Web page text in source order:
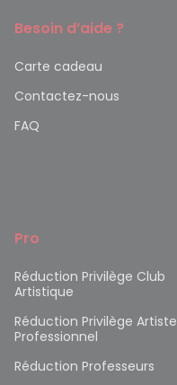
Besoin d’aide ?
Carte cadeau
Contactez-nous
FAQ
Pro
Réduction Privilège Club
Artistique
Réduction Privilège Artiste
Professionnel
Réduction Professeurs